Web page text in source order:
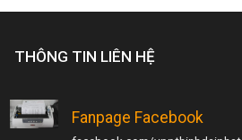
THÔNG TIN LIÊN HỆ
Fanpage Facebook